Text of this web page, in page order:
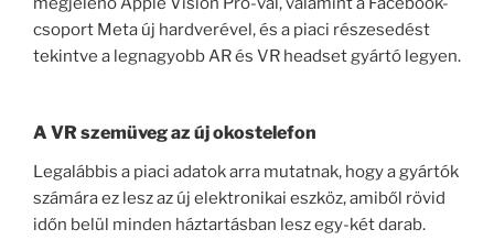
csoport Meta új hardverével, és a piaci részesedést
tekintve a legnagyobb AR és VR headset gyártó legyen.
A VR szemüveg az új okostelefon
Legalábbis a piaci adatok arra mutatnak, hogy a gyártók
számára ez lesz az új elektronikai eszköz, amiből rövid
időn belül minden háztartásban lesz egy-két darab.